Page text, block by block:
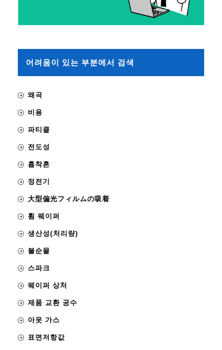
어려움이 있는 부분에서 검색
왜곡
비용
파티클
전도성
흡착흔
정전기
大型偏光フィルムの吸着
휨 웨이퍼
생산성(처리량)
불순물
스파크
웨이퍼 상처
제품 교환 공수
아웃 가스
표면저항값